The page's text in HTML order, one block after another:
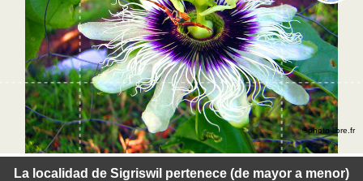
La localidad de Sigriswil pertenece (de mayor a menor)
©photo-libre.fr